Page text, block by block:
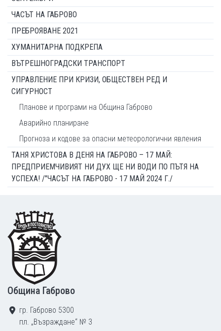
ЧАСЪТ НА ГАБРОВО
ПРЕБРОЯВАНЕ 2021
ХУМАНИТАРНА ПОДКРЕПА
ВЪТРЕШНОГРАДСКИ ТРАНСПОРТ
УПРАВЛЕНИЕ ПРИ КРИЗИ, ОБЩЕСТВЕН РЕД И
СИГУРНОСТ
Планове и програми на Община Габрово
Аварийно планиране
Прогноза и кодове за опасни метеорологични явления
ТАНЯ ХРИСТОВА В ДЕНЯ НА ГАБРОВО – 17 МАЙ:
ПРЕДПРИЕМЧИВИЯТ НИ ДУХ ЩЕ НИ ВОДИ ПО ПЪТЯ НА
УСПЕХА! /"ЧАСЪТ НА ГАБРОВО - 17 МАЙ 2024 Г./
Footer
Община Габрово
гр. Габрово 5300
пл. „Възраждане“ № 3